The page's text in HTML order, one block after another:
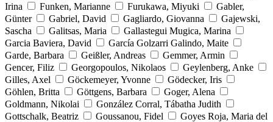
Irina
Funken, Marianne Furukawa, Miyuki
Gabler,
Günter
Gabriel, David Gagliardo, Giovanna
Gajewski,
Sascha
Galitsas, Maria
Gallastegui Mugica, Marina
Garcia Baviera, David
García Golzarri Galindo, Maite
Garde, Barbara
Geißler, Andreas
Gemmer, Armin
Gencer, Filiz
Georgopoulos, Nikolaos
Geylenberg, Anke
Gilles, Axel
Göckemeyer, Yvonne
Gödecker, Iris
Göhlen, Britta
Göttgens, Barbara
Goger, Alena
Goldmann, Nikolai
González Corral, Tábatha Judith
Gottschalk, Beatriz
Goussanou, Fidel
Goyes Roja, Maria del